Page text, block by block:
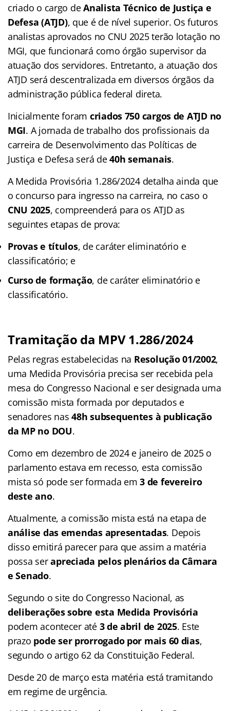
criado o cargo deAnalista Técnico de Justiça e
Defesa (ATJD), que é de nível superior. Os futuros
analistas aprovados no CNU 2025 terão lotação no
MGI, que funcionará como órgão supervisor da
atuação dos servidores. Entretanto, a atuação dos
ATJD será descentralizada em diversos órgãos da
administração pública federal direta.
Inicialmente foram criados 750 cargos de ATJD no
MGI. A jornada de trabalho dos profissionais da
carreira de Desenvolvimento das Políticas de
Justiça e Defesa será de40h semanais.
A Medida Provisória 1.286/2024 detalha ainda que
o concurso para ingresso na carreira, no caso o
CNU 2025, compreenderá para os ATJD as
seguintes etapas de prova:
Provas e títulos, de caráter eliminatório e
classificatório; e
Curso de formação, de caráter eliminatório e
classificatório.
Tramitação da MPV 1.286/2024
Pelas regras estabelecidas na Resolução 01/2002,
uma Medida Provisória precisa ser recebida pela
mesa do Congresso Nacional e ser designada uma
comissão mista formada por deputados e
senadores nas48h subsequentes à publicação
da MP no DOU.
Como em dezembro de 2024 e janeiro de 2025 o
parlamento estava em recesso, esta comissão
mista só pode ser formada em3 de fevereiro
deste ano.
Atualmente, a comissão mista está na etapa de
análise das emendas apresentadas. Depois
disso emitirá parecer para que assim a matéria
possa serapreciada pelos plenários da Câmara
e Senado.
Segundo o site do Congresso Nacional, as
deliberações sobre esta Medida Provisória
podem acontecer até 3 de abril de 2025. Este
prazo pode ser prorrogado por mais 60 dias,
segundo o artigo 62 da Constituição Federal.
Desde 20 de março esta matéria está tramitando
em regime de urgência.